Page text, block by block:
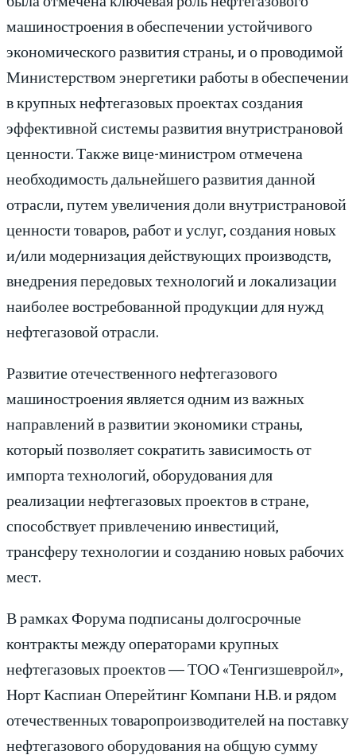
машиностроения в обеспечении устойчивого
экономического развития страны, и о проводимой
Министерством энергетики работы в обеспечении
в крупных нефтегазовых проектах создания
эффективной системы развития внутристрановой
ценности. Также вице-министром отмечена
необходимость дальнейшего развития данной
отрасли, путем увеличения доли внутристрановой
ценности товаров, работ и услуг, создания новых
и/или модернизация действующих производств,
внедрения передовых технологий и локализации
наиболее востребованной продукции для нужд
нефтегазовой отрасли.
Развитие отечественного нефтегазового
машиностроения является одним из важных
направлений в развитии экономики страны,
который позволяет сократить зависимость от
импорта технологий, оборудования для
реализации нефтегазовых проектов в стране,
способствует привлечению инвестиций,
трансферу технологии и созданию новых рабочих
мест.
В рамках Форума подписаны долгосрочные
контракты между операторами крупных
нефтегазовых проектов — ТОО «Тенгизшевройл»,
Норт Каспиан Оперейтинг Компани Н.В. и рядом
отечественных товаропроизводителей на поставку
нефтегазового оборудования на общую сумму